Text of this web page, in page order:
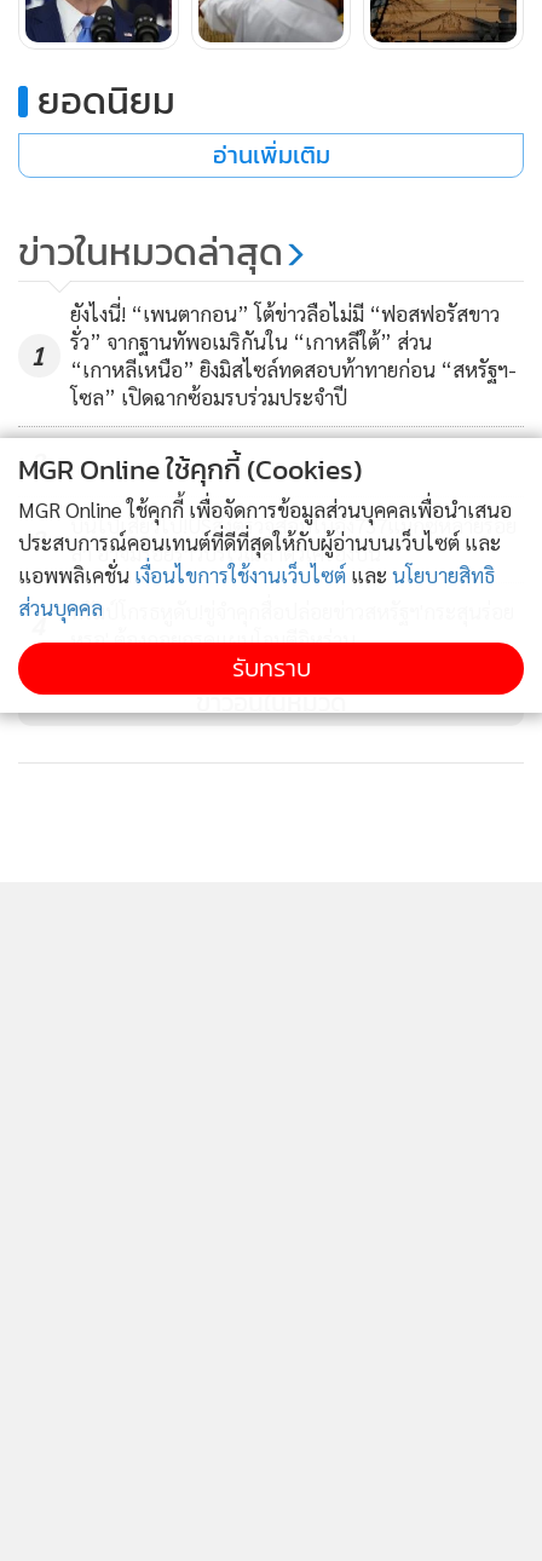
ไบเดน ออกมาเตือนชาวอเมริกันว่า ศึกเลือกตั้งครั้งนี้ถือเป็น
พับลิกันจำนวนมากยังคงเชื่อคำกล่าวอ้างของ โดนัลด์ ทรัมป์ ที่ว่า
ตนเองโดนโกงเลือกตั้งเมื่อปี 2020
รัฐบาล ไบเดน ที่ไม่อาจควบคุมภาวะเงินเฟ้อขั้นรุนแรงได้ แต่
ขณะเดียวกัน ก็สะท้อนมุมมองคนอเมริกันส่วนใหญ่ซึ่งไม่พอใจ
จุดยืนขัดขวางสิทธิการทำแท้งของพรรครีพับลิกัน
เอ็กซิตโพลของสำนักวิจัยเอดิสันพบว่า ผู้มีสิทธิออกเสียงเลือกตั้ง
ดับต้นๆ โดยมีถึง 1 ใน 3 ระบุว่า หนึ่งใน 2 ประเด็นนี้อยู่ในความ
กังวลลำดับต้นๆ ของพวกเขา
เป็นที่น่าสังเกตว่า ผู้สมัครรีพับลิกันบางคนที่เป็นพันธมิตรของ
“โดนัลด์ ทรัมป์” ก็ทำผลงานได้ไม่ดีนักในศึกเลือกตั้งคราวนี้ บ่ง
บอกว่าคนอเมริกันยังรู้สึกเหนื่อยหน่ายกับการบริหารประเทศ
และการเลือกตั้งที่เต็มไปด้วยความสับสนอลหม่านในยุคของ
ทรัมป์ และยังก่อให้เกิดคำถามว่าโอกาสของ ทรัมป์ ที่จะกลับมา
คว้าเก้าอี้ประธานาธิบดีในปี 2024 นั้นมีมากน้อยเพียงใด
ยอดนิยม
อ่านเพิ่มเติม
ข่าวในหมวดล่าสุด
1
ยังไงนี่! “เพนตากอน” โต้ข่าวลือไม่มี “ฟอสฟอรัสขาว
รั่ว” จากฐานทัพอเมริกันใน “เกาหลีใต้” ส่วน
“เกาหลีเหนือ” ยิงมิสไซล์ทดสอบท้าทายก่อน “สหรัฐฯ-
โซล” เปิดฉากซ้อมรบร่วมประจำปี
2
3
บินไปเสียวไป!USสั่งตรวจสอบโบอิ้ง737แม็กซ์หลายร้อย
ลำ อาจมีรอยร้าวบริเวณลำตัวเครื่องบิน
4
ทรัมป์โกรธหูดับ!ขู่จำคุกสื่อปล่อยข่าวสหรัฐฯ'กระสุนร่อย
หรอ' ต้องถอยกรูดแผนโจมตีอิหร่าน
ข่าวอื่นในหมวด
MGR Online ใช้คุกกี้ (Cookies)
MGR Online ใช้คุกกี้ เพื่อจัดการข้อมูลส่วนบุคคลเพื่อนำเสนอ
ประสบการณ์คอนเทนต์ที่ดีที่สุดให้กับผู้อ่านบนเว็บไซต์ และ
แอพพลิเคชั่น เงื่อนไขการใช้งานเว็บไซต์ และ นโยบายสิทธิ
ส่วนบุคคล
รับทราบ